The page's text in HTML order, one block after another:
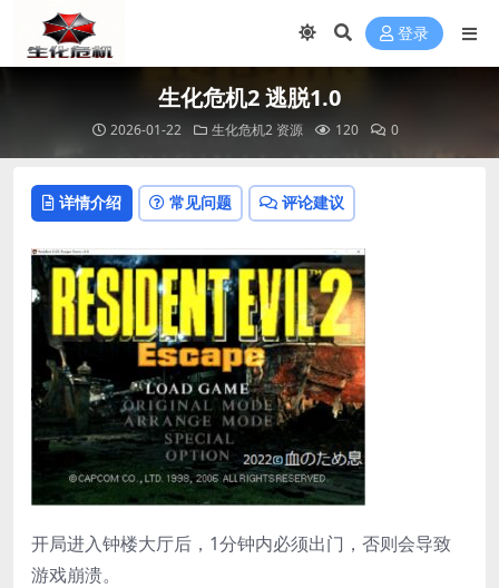
登录
生化危机2 逃脱1.0
2026-01-22 生化危机2 资源 120 0
详情介绍 常见问题 评论建议
开局进入钟楼大厅后，1分钟内必须出门，否则会导致
游戏崩溃。